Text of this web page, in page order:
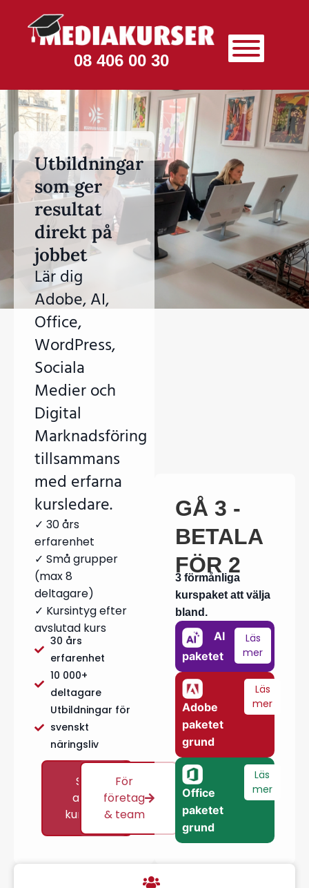
08 406 00 30
Utbildningar
som ger
resultat
direkt på
jobbet
Lär dig
Adobe, AI,
Office,
WordPress,
Sociala
Medier och
Digital
Marknadsföring
tillsammans
med erfarna
kursledare.
✓ 30 års
erfarenhet
✓ Små grupper
(max 8
deltagare)
✓ Kursintyg efter
avslutad kurs
30 års
erfarenhet
10 000+
deltagare
Utbildningar för
svenskt
näringsliv
Se
alla
kurser
För
företag
& team
GÅ 3 -
BETALA
FÖR 2
3 förmånliga
kurspaket att välja
bland.
AI
paketet
Läs
mer
Adobe
paketet
grund
Läs
mer
Office
paketet
grund
Läs
mer